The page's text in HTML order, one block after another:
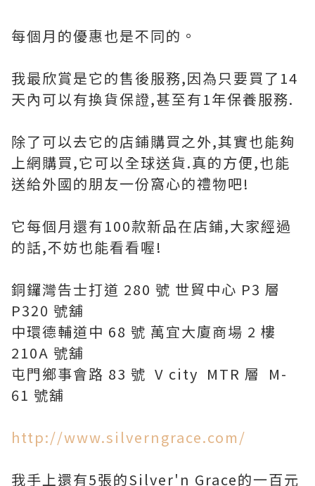
每個月的優惠也是不同的。
我最欣賞是它的售後服務,因為只要買了14
天內可以有換貨保證,甚至有1年保養服務.
除了可以去它的店鋪購買之外,其實也能夠
上網購買,它可以全球送貨.真的方便,也能
送給外國的朋友一份窩心的禮物吧!
它每個月還有100款新品在店鋪,大家經過
的話,不妨也能看看喔!
銅鑼灣告士打道 280 號 世貿中心 P3 層
P320 號舖
中環德輔道中 68 號 萬宜大廈商場 2 樓
210A 號舖
屯門鄉事會路 83 號 V city MTR 層 M-
61 號舖
http://www.silverngrace.com/
我手上還有5張的Silver'n Grace的一百元